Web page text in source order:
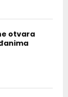
otvara